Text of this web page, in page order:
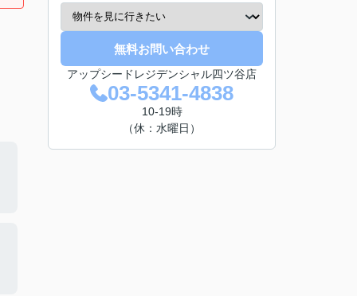
無料お問い合わせ
アップシードレジデンシャル四ツ谷店
03-5341-4838
10-19時
（休：水曜日）